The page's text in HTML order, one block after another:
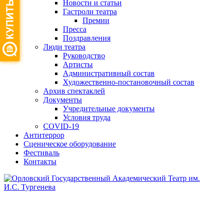
Новости и статьи
Гастроли театра
Премии
Пресса
Поздравления
Люди театра
Руководство
Артисты
Административный состав
Художественно-постановочный состав
Архив спектаклей
Документы
Учредительные документы
Условия труда
COVID-19
Антитеррор
Сценическое оборудование
Фестиваль
Контакты